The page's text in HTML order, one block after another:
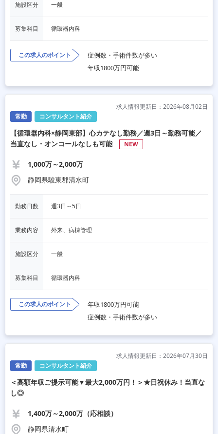
施設区分 一般
募集科目 循環器内科
この求人のポイント
症例数・手術件数が多い
年収1800万円可能
常勤 コンサルタント紹介
求人情報更新日：2026年08月02日
【循環器内科×静岡東部】心カテなし勤務／週3日～勤務可能／
当直なし・オンコールなしも可能
NEW
1,000万～2,000万
静岡県駿東郡清水町
勤務日数 週3日～5日
業務内容 外来、病棟管理
施設区分 一般
募集科目 循環器内科
この求人のポイント
年収1800万円可能
症例数・手術件数が多い
常勤 コンサルタント紹介
求人情報更新日：2026年07月30日
＜高額年収ご提示可能▼最大2,000万円！＞★日祝休み！当直な
し◎
1,400万～2,000万（応相談）
静岡県清水町